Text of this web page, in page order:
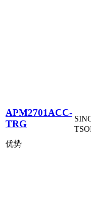
APM2701ACC-
TRG
优势